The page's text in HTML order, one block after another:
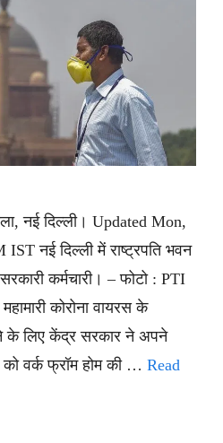
नई दिल्ली। Updated Mon,
नई दिल्ली में राष्ट्रपति भवन
कर्मचारी। – फोटो : PTI
कोरोना वायरस के
लिए केंद्र सरकार ने अपने
को वर्क फ्रॉम होम की … Read